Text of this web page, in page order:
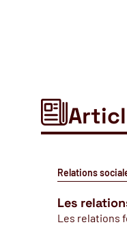
Relations
Les
Les relations